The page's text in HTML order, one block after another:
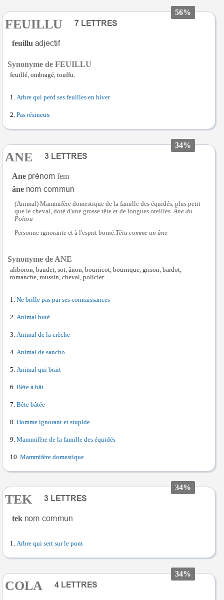
56%
FEUILLU
feuillu
Synonyme de FEUILLU
feuillé, ombragé, touffu.
Arbre qui perd ses feuilles en hiver
Pas résineux
34%
ANE
Ane
fem
âne
(Animal) Mammifère domestique de la famille des équidés, plus petit
que le cheval, doté d'une grosse tête et de longues oreilles. Âne du
Poitou
Personne ignorante et à l'esprit borné. Têtu comme un âne
Synonyme de ANE
aliboron, baudet, sot, ânon, bourricot, bourrique, grison, bardot,
romanche, roussin, cheval, policier.
Ne brille pas par ses connaissances
Animal buté
Animal de la crèche
Animal de sancho
Animal qui brait
Bête à bât
Bête bâtée
Homme ignorant et stupide
Mammifère de la famille des équidés
Mammifère domestique
34%
TEK
tek
Arbre qui sert sur le pont
34%
COLA